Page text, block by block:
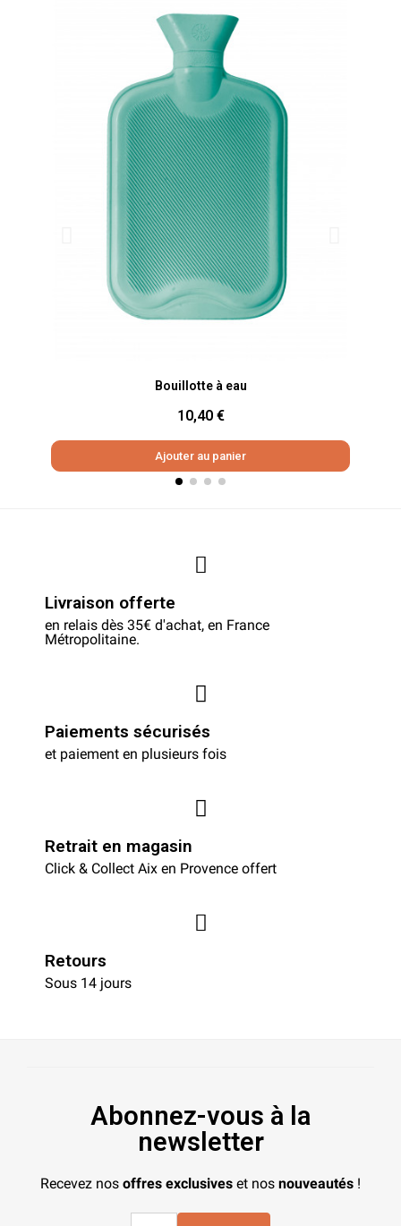
Aperçu rapide
Bouillotte à eau
10,40 €
Ajouter au panier
Livraison offerte
en relais dès 35€ d'achat, en France
Métropolitaine.
Paiements sécurisés
et paiement en plusieurs fois
Retrait en magasin
Click & Collect Aix en Provence offert
Retours
Sous 14 jours
Abonnez-vous à la
newsletter
Recevez nos offres exclusives et nos nouveautés !